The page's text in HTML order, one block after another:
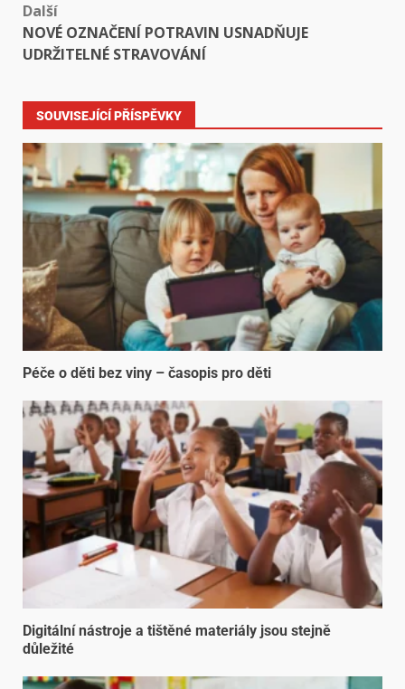
Další
NOVÉ OZNAČENÍ POTRAVIN USNADŇUJE
UDRŽITELNÉ STRAVOVÁNÍ
SOUVISEJÍCÍ PŘÍSPĚVKY
Péče o děti bez viny – časopis pro děti
Digitální nástroje a tištěné materiály jsou stejně
důležité